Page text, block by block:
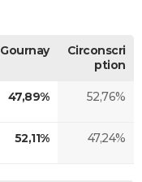
Gournay
Circonscri
ption
47,89% 52,76%
52,11% 47,24%